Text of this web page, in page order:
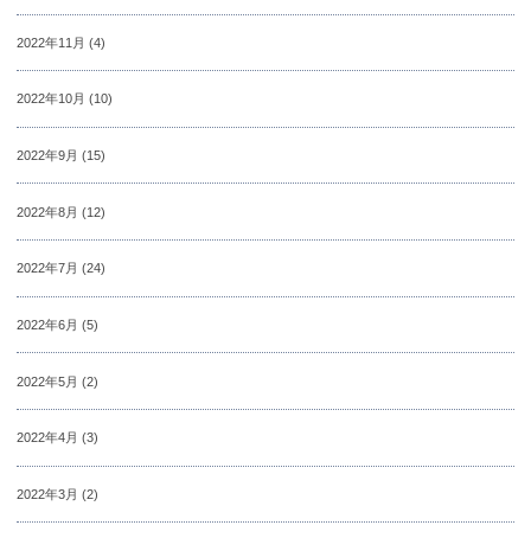
2022年11月 (4)
2022年10月 (10)
2022年9月 (15)
2022年8月 (12)
2022年7月 (24)
2022年6月 (5)
2022年5月 (2)
2022年4月 (3)
2022年3月 (2)